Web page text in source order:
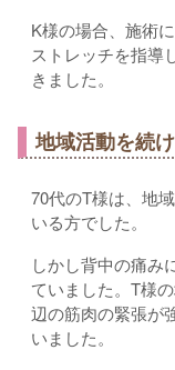
K様の場合、施術
ストレッチを指導
きました。
地域活動を続
70代のT様は、地
いる方でした。
しかし背中の痛み
ていました。T様
辺の筋肉の緊張が
いました。